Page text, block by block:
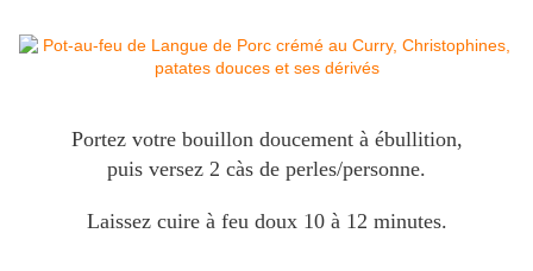
Portez votre bouillon doucement à ébullition,
puis versez 2 càs de perles/personne.
Laissez cuire à feu doux 10 à 12 minutes.